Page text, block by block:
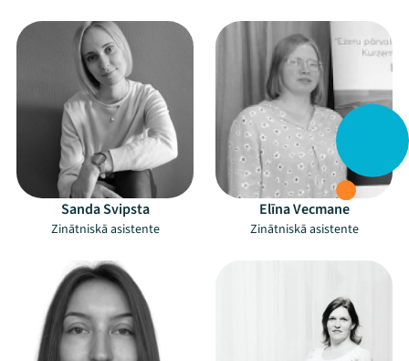
Sanda Svipsta
Zinātniskā asistente
Elīna Vecmane
Zinātniskā asistente